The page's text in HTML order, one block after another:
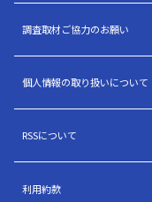
調査取材ご協力のお願い
個人情報の取り扱いについて
RSSについて
利用約款